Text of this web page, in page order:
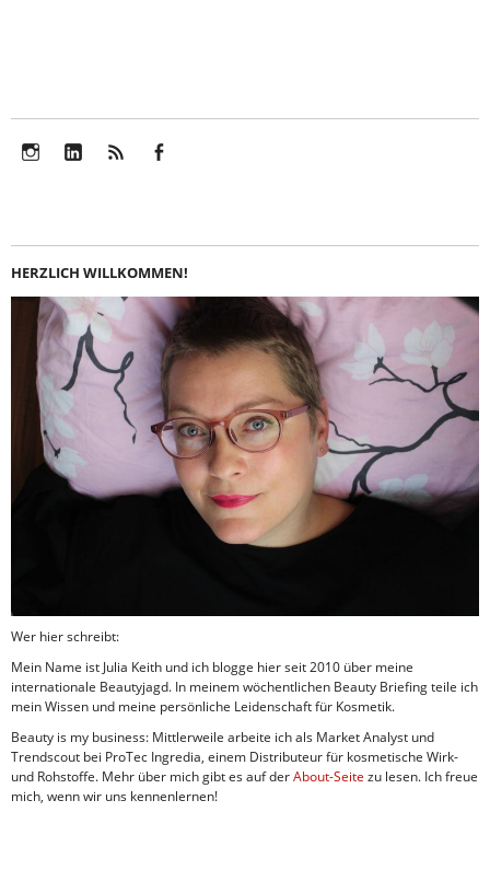
HERZLICH WILLKOMMEN!
Wer hier schreibt:
Mein Name ist Julia Keith und ich blogge hier seit 2010 über meine
internationale Beautyjagd. In meinem wöchentlichen Beauty Briefing teile ich
mein Wissen und meine persönliche Leidenschaft für Kosmetik.
Beauty is my business: Mittlerweile arbeite ich als Market Analyst und
Trendscout bei ProTec Ingredia, einem Distributeur für kosmetische Wirk-
und Rohstoffe. Mehr über mich gibt es auf derAbout-Seite zu lesen. Ich freue
mich, wenn wir uns kennenlernen!